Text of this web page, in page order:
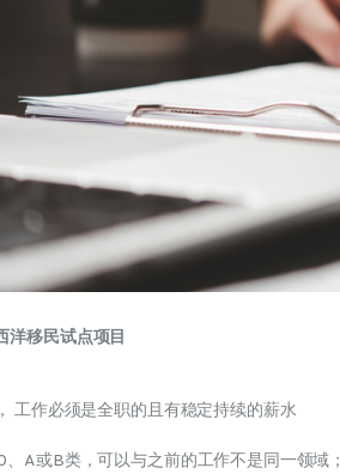
洋移民试点项目
工作必须是全职的且有稳定持续的薪水
A或B类，可以与之前的工作不是同一领域；